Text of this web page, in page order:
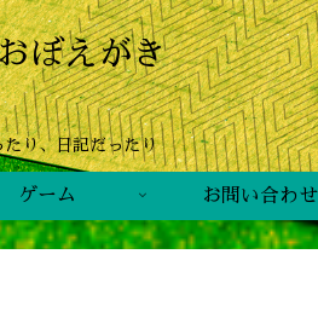
ぼえがき
たり、日記だったり
ゲーム お問い合わせ